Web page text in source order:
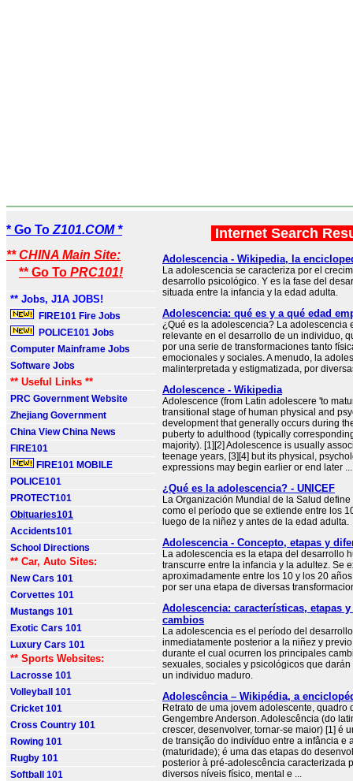
* Go To Z101.COM *
** CHINA Main Site:
** Go To PRC101!
** Jobs, J1A JOBS!
FIRE101 Fire Jobs
POLICE101 Jobs
Computer Mainframe Jobs
Software Jobs
** Useful Links **
PRC Government Website
Zhejiang Government
China View China News
FIRE101
FIRE101 MOBILE
POLICE101
PROTECT101
Obituaries101
Accidents101
School Directions
** Car, Auto Sites:
New Cars 101
Corvettes 101
Mustangs 101
Exotic Cars 101
Luxury Cars 101
** Sports Websites:
Lacrosse 101
Volleyball 101
Cricket 101
Cross Country 101
Rowing 101
Rugby 101
Softball 101
Internet Search
Adolescencia - Wikipedia, la
La adolescencia se caracteriza por el
desarrollo psicológico. Y es la fase del
situada entre la infancia y la edad adulta.
Adolescencia: qué es y a qué edad
¿Qué es la adolescencia? La adolescencia
relevante en el desarrollo de un individuo,
por una serie de transformaciones tanto
emocionales y sociales. A menudo, la
malinterpretada y estigmatizada, por
Adolescence - Wikipedia
Adolescence (from Latin adolescere 'to
transitional stage of human physical and
development that generally occurs during
puberty to adulthood (typically
majority). [1][2] Adolescence is usually
teenage years, [3][4] but its physical,
expressions may begin earlier or end later ...
¿Qué es la adolescencia? - UNICEF
La Organización Mundial de la Salud
como el período que se extiende entre los
luego de la niñez y antes de la edad adulta.
Adolescencia - Concepto, etapas y
La adolescencia es la etapa del desarrollo
transcurre entre la infancia y la adultez. Se
aproximadamente entre los 10 y los 20
por ser una etapa de diversas
Adolescencia: características, etapas
cambios
La adolescencia es el período del
inmediatamente posterior a la niñez y
durante el cual ocurren los principales
sexuales, sociales y psicológicos que
un individuo maduro.
Adolescência – Wikipédia, a
Retrato de uma jovem adolescente, quadro
Gengembre Anderson. Adolescência (do
crescer, desenvolver, tornar-se maior) [1] é
de transição do indivíduo entre a infância e
(maturidade); é uma das etapas do
posterior à pré-adolescência caracterizada
diversos níveis físico, mental e ...